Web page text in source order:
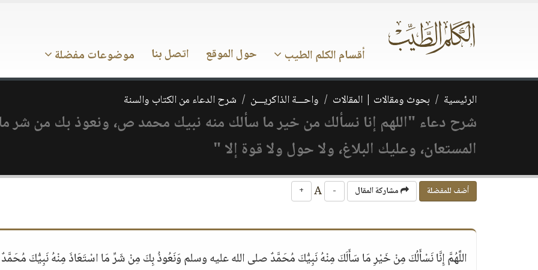
أقسام الكلم الطيب حول الموقع اتصل بنا موضوعات مفضلة
الرئيسية بحوث ومقالات | المقالات واحـــة الذاكريـــن شرح الدعاء من الكتاب والسنة
شرح دعاء "اللهم إنا نسألك من خير ما سألك منه نبيك محمد ص، ونعوذ بك من شر
المستعان، وعليك البلاغ، ولا حول ولا قوة إلا "
أضف للمفضلة مشاركة المقال -
+
اللَّهُمَّ إِنَّا نَسْأَلُكَ مِنْ خَيْرِ مَا سَأَلَكَ مِنْهُ نَبِيُّكَ مُحَمَّدٌ صلى الله عليه وسلم وَنَعُوذُ بِكَ مِنْ شَرِّ مَا اسْتَعَاذَ مِنْهُ نَبِيُّكَ